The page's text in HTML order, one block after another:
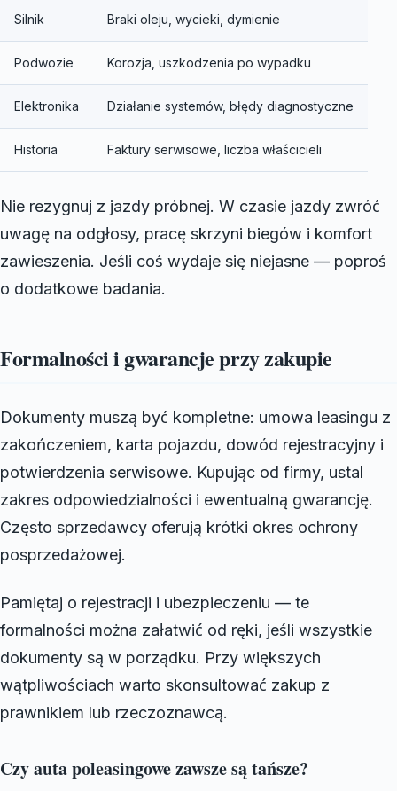
Silnik Braki oleju, wycieki, dymienie
Podwozie Korozja, uszkodzenia po wypadku
Elektronika Działanie systemów, błędy diagnostyczne
Historia Faktury serwisowe, liczba właścicieli
Nie rezygnuj z jazdy próbnej. W czasie jazdy zwróć
uwagę na odgłosy, pracę skrzyni biegów i komfort
zawieszenia. Jeśli coś wydaje się niejasne — poproś
o dodatkowe badania.
Formalności i gwarancje przy zakupie
Dokumenty muszą być kompletne: umowa leasingu z
zakończeniem, karta pojazdu, dowód rejestracyjny i
potwierdzenia serwisowe. Kupując od firmy, ustal
zakres odpowiedzialności i ewentualną gwarancję.
Często sprzedawcy oferują krótki okres ochrony
posprzedażowej.
Pamiętaj o rejestracji i ubezpieczeniu — te
formalności można załatwić od ręki, jeśli wszystkie
dokumenty są w porządku. Przy większych
wątpliwościach warto skonsultować zakup z
prawnikiem lub rzeczoznawcą.
Czy auta poleasingowe zawsze są tańsze?